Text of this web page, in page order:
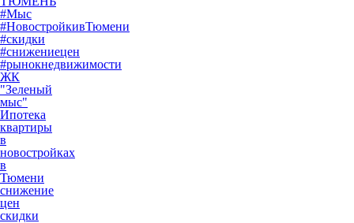
#Мыс
#НовостройкивТюмени
#скидки
#снижениецен
#рынокнедвижимости
ЖК
"Зеленый
мыс"
Ипотека
квартиры
в
новостройках
в
Тюмени
снижение
цен
скидки